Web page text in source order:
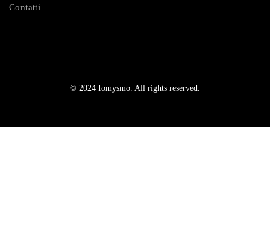
Contatti
© 2024 Iomysmo. All rights reserved.